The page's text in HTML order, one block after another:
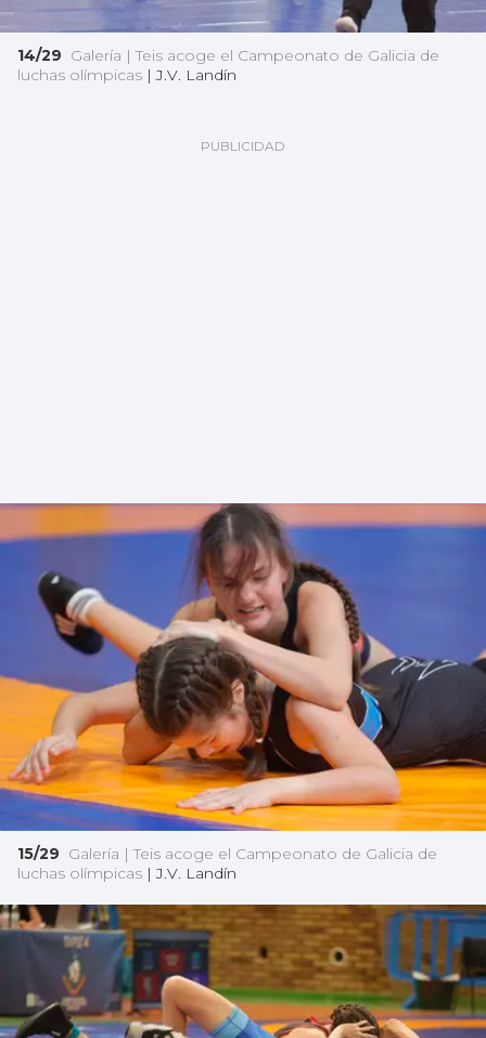
14/29 Galería | Teis acoge el Campeonato de Galicia de
luchas olímpicas |J.V. Landín
15/29 Galería | Teis acoge el Campeonato de Galicia de
luchas olímpicas |J.V. Landín